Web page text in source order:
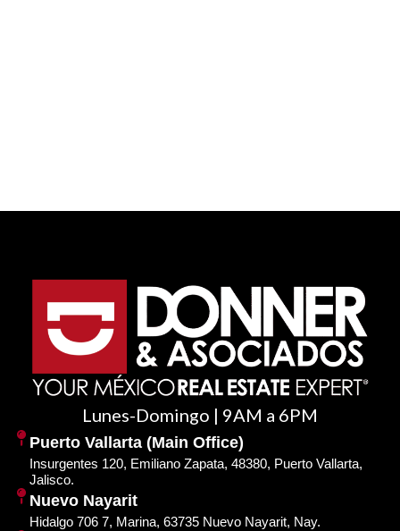
Lunes-Domingo | 9AM a 6PM
Puerto Vallarta (Main Office)
Insurgentes 120, Emiliano Zapata, 48380, Puerto Vallarta,
Jalisco.
Nuevo Nayarit
Hidalgo 706 7, Marina, 63735 Nuevo Nayarit, Nay.